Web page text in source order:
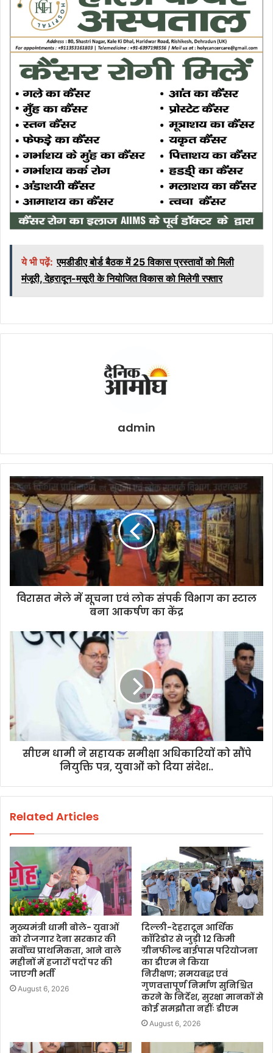
ये भी पढ़ें: एमडीडीए बोर्ड बैठक में 25 विकास प्रस्तावों को मिली
मंजूरी, देहरादून-मसूरी के नियोजित विकास को मिलेगी रफ्तार
admin
विरासत मेले में सूचना एवं लोक संपर्क विभाग का स्टाल
बना आकर्षण का केंद्र
सीएम धामी ने सहायक समीक्षा अधिकारियों को सौंपे
नियुक्ति पत्र, युवाओं को दिया संदेश..
Related Articles
मुख्यमंत्री धामी बोले- युवाओं
को रोजगार देना सरकार की
सर्वोच्च प्राथमिकता, आने वाले
महीनों में हजारों पदों पर की
जाएगी भर्ती
August 6, 2026
दिल्ली-देहरादून आर्थिक
कॉरिडोर से जुड़ी 12 किमी
ग्रीनफील्ड बाईपास परियोजना
का डीएम ने किया
निरीक्षण; समयबद्ध एवं
गुणवत्तापूर्ण निर्माण सुनिश्चित
करने के निर्देश, सुरक्षा मानकों से
कोई समझौता नहींः डीएम
August 6, 2026